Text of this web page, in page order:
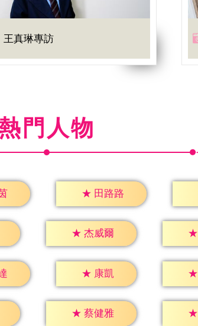
王真琳專訪
門人物
★ 田路路
★ 杰威爾 ★
★ 康凱 ★
★ 蔡健雅 ★